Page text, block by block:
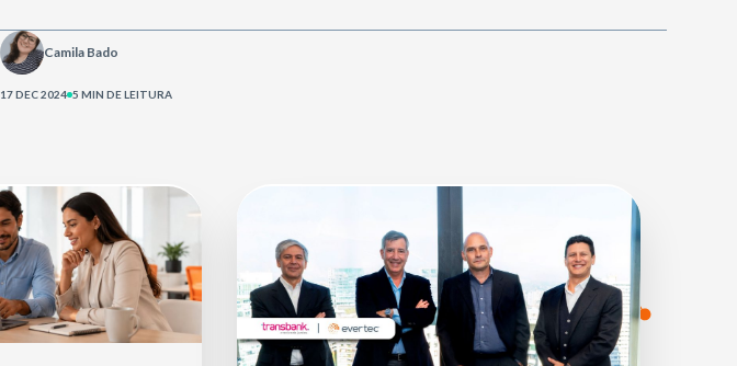
Camila Bado
17 DEC 2024 5 MIN DE LEITURA